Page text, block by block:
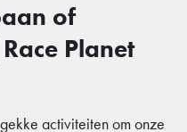
of
Planet
activiteiten om onze